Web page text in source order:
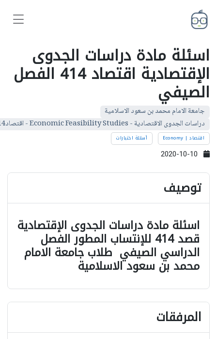
اسئلة مادة دراسات الجدوى
الإقتصادية اقتصاد 414 الفصل
الصيفي
جامعة الامام محمد بن سعود الاسلامية
دراسات الجدوى الاقتصادية - Economic Feasibility Studies - اقتصاد414 - Econ414
اقتصاد | Economy أسئلة اختبارات
توصيف
اسئلة مادة دراسات الجدوى الإقتصادية
قصد 414 للإنتساب المطور الفصل
الدراسي الصيفي طلاب جامعة الامام
محمد بن سعود الاسلامية
المرفقات